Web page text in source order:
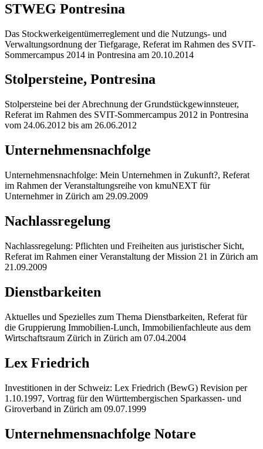
STWEG Pontresina
Das Stockwerkeigentümerreglement und die Nutzungs- und
Verwaltungsordnung der Tiefgarage, Referat im Rahmen des SVIT-
Sommercampus 2014 in Pontresina am 20.10.2014
Stolpersteine, Pontresina
Stolpersteine bei der Abrechnung der Grundstückgewinnsteuer,
Referat im Rahmen des SVIT-Sommercampus 2012 in Pontresina
vom 24.06.2012 bis am 26.06.2012
Unternehmensnachfolge
Unternehmensnachfolge: Mein Unternehmen in Zukunft?, Referat
im Rahmen der Veranstaltungsreihe von kmuNEXT für
Unternehmer in Zürich am 29.09.2009
Nachlassregelung
Nachlassregelung: Pflichten und Freiheiten aus juristischer Sicht,
Referat im Rahmen einer Veranstaltung der Mission 21 in Zürich am
21.09.2009
Dienstbarkeiten
Aktuelles und Spezielles zum Thema Dienstbarkeiten, Referat für
die Gruppierung Immobilien-Lunch, Immobilienfachleute aus dem
Wirtschaftsraum Zürich in Zürich am 07.04.2004
Lex Friedrich
Investitionen in der Schweiz: Lex Friedrich (BewG) Revision per
1.10.1997, Vortrag für den Württembergischen Sparkassen- und
Giroverband in Zürich am 09.07.1999
Unternehmensnachfolge Notare